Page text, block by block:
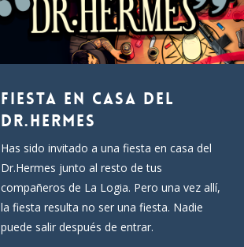
Fiesta en casa del
Dr.Hermes
Has sido invitado a una fiesta en casa del
Dr.Hermes junto al resto de tus
compañeros de La Logia. Pero una vez allí,
la fiesta resulta no ser una fiesta. Nadie
puede salir después de entrar.